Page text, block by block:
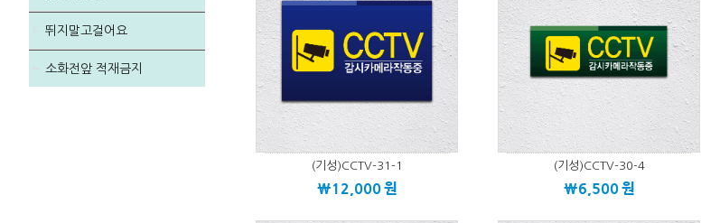
뛰지말고걸어요
소화전앞 적재금지
(기성)CCTV-31-1
\12,000원
(기성)CCTV-30-4
\6,500원